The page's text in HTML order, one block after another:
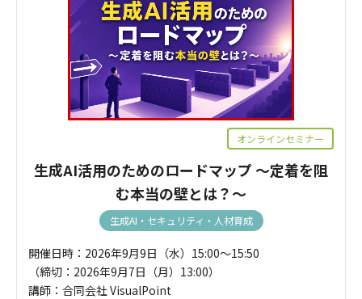
オンラインセミナー
生成AI活用のためのロードマップ ～定着を阻
む本当の壁とは？～
生成AI・セキュリティ・人材育成
開催日時：2026年9月9日（水）15:00～15:50
（締切：2026年9月7日（月）13:00）
講師：合同会社 VisualPoint